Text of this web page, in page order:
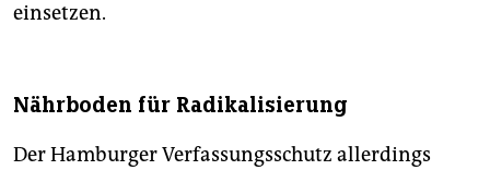
einsetzen.
Nährboden für Radikalisierung
Der Hamburger Verfassungsschutz allerdings